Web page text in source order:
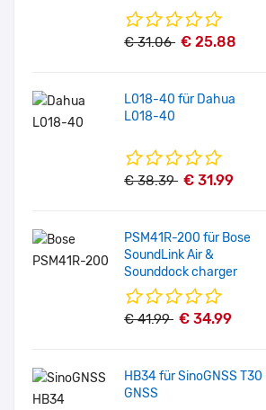
€ 31.06 € 25.88
L018-40 für Dahua
L018-40
€ 38.39 € 31.99
PSM41R-200 für Bose
SoundLink Air &
Sounddock charger
€ 41.99 € 34.99
HB34 für SinoGNSS T30
GNSS